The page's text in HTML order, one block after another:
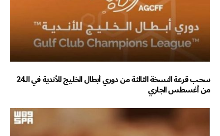
سحب قرعة النسخة الثالثة من دوري أبطال الخليج للأندية في الـ24
من أغسطس الجاري